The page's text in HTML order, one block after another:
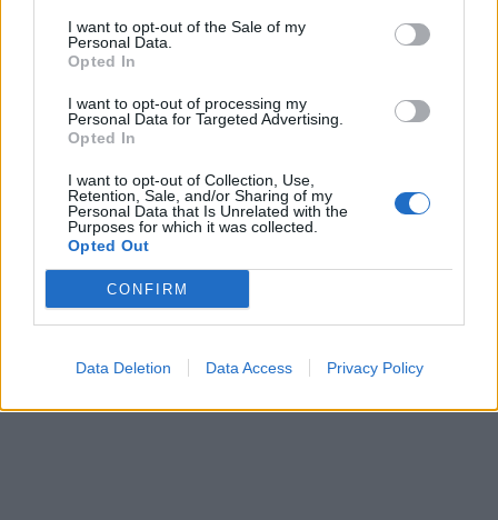
I want to opt-out of the Sale of my
Personal Data.
Opted In
I want to opt-out of processing my
Personal Data for Targeted Advertising.
Opted In
I want to opt-out of Collection, Use,
Retention, Sale, and/or Sharing of my
Personal Data that Is Unrelated with the
Purposes for which it was collected.
Opted Out
CONFIRM
Data Deletion Data Access Privacy Policy